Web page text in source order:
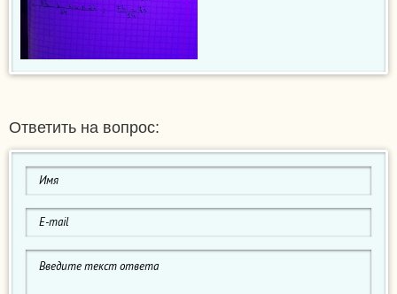
Ответить на вопрос: